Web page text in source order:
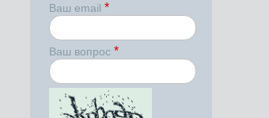
Ваш email *
Ваш вопрос *